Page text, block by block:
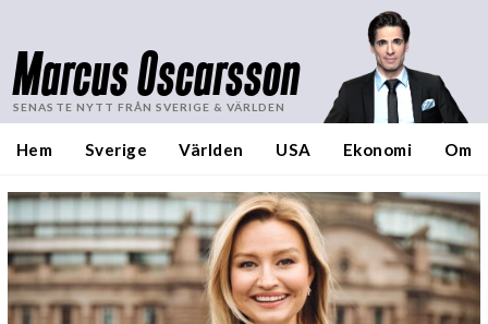
Marcus Oscarsson
SENASTE NYTT FRÅN SVERIGE & VÄRLDEN
Hem Sverige Världen USA Ekonomi Om